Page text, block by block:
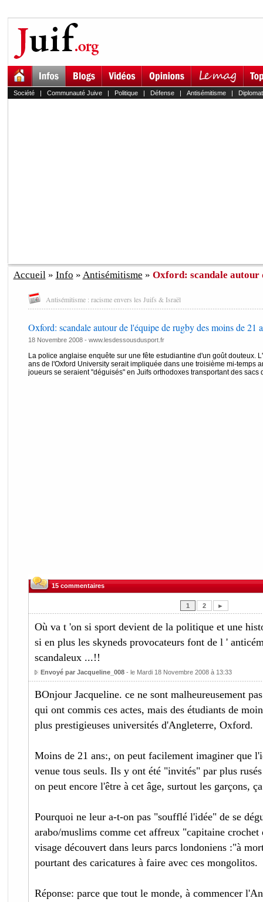
Société| Communauté Juive| Politique| Défense| Antisémitisme|
Accueil» Info » Antisémitisme » Oxford: scandale autour
Antisémitisme : racisme envers les Juifs & Israël
Oxford: scandale autour de l'équipe de rugby des moins de 21
18 Novembre 2008 - www.lesdessousdusport.fr
La police anglaise enquête sur une fête estudiantine d'un goût douteux.
ans de l'Oxford University serait impliquée dans une troisième mi-temps
joueurs se seraient "déguisés" en Juifs orthodoxes transportant des sacs
15 commentaires
1 2 ►
Où va t 'on si sport devient de la politique et une
si en plus les skyneds provocateurs font de l '
scandaleux ...!!
Envoyé par Jacqueline_008- le Mardi 18 Novembre 2008 à 13:33
BOnjour Jacqueline. ce ne sont malheureusement
qui ont commis ces actes, mais des étudiants de
plus prestigieuses universités d'Angleterre, Oxford.
Moins de 21 ans:, on peut facilement imaginer que
venue tous seuls. Ils y ont été "invités" par plus
on peut encore l'être à cet âge, surtout les garçons,
Pourquoi ne leur a-t-on pas "soufflé l'idée" de se
arabo/muslims comme cet affreux "capitaine
visage découvert dans leurs parcs londoniens :"à
pourtant des caricatures à faire avec ces mongolitos.
Réponse: parce que tout le monde, à commencer